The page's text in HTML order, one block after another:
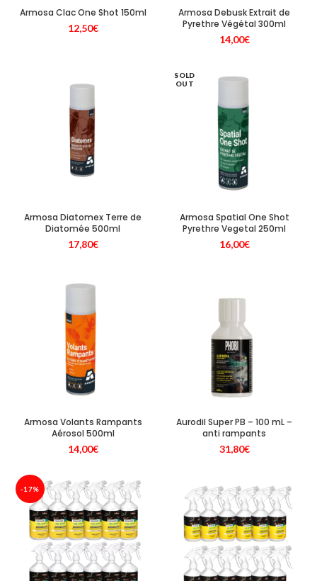
Armosa Clac One Shot 150ml
12,50€
Armosa Debusk Extrait de
Pyrethre Végétal 300ml
14,00€
Armosa Diatomex Terre de
Diatomée 500ml
17,80€
SOLD
OUT
Armosa Spatial One Shot
Pyrethre Vegetal 250ml
16,00€
Armosa Volants Rampants
Aérosol 500ml
14,00€
Aurodil Super PB – 100 mL –
anti rampants
31,80€
-17%